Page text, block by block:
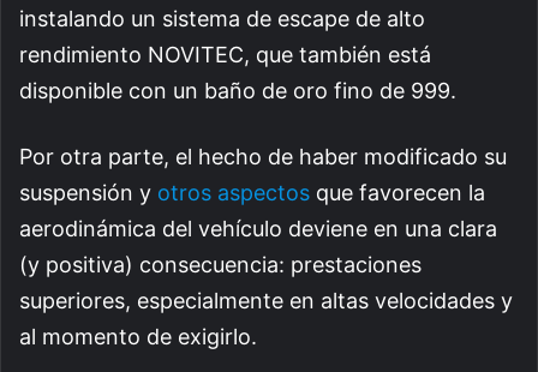
instalando un sistema de escape de alto
rendimiento NOVITEC, que también está
disponible con un baño de oro fino de 999.
Por otra parte, el hecho de haber modificado su
suspensión y otros aspectos que favorecen la
aerodinámica del vehículo deviene en una clara
(y positiva) consecuencia: prestaciones
superiores, especialmente en altas velocidades y
al momento de exigirlo.